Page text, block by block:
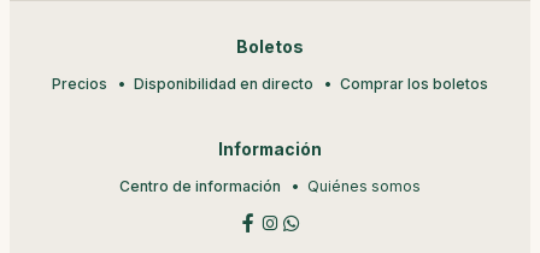
Boletos
Precios Disponibilidad en directo Comprar los boletos
Información
Centro de información Quiénes somos